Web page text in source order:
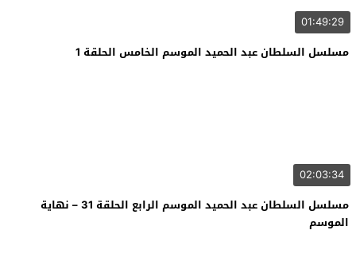
01:49:29
مسلسل السلطان عبد الحميد الموسم الخامس الحلقة 1
02:03:34
مسلسل السلطان عبد الحميد الموسم الرابع الحلقة 31 – نهاية
الموسم